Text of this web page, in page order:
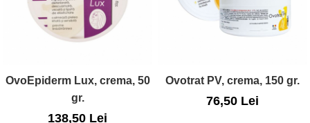
OvoEpiderm Lux, crema, 50
gr.
138,50 Lei
Ovotrat PV, crema, 150 gr.
76,50 Lei